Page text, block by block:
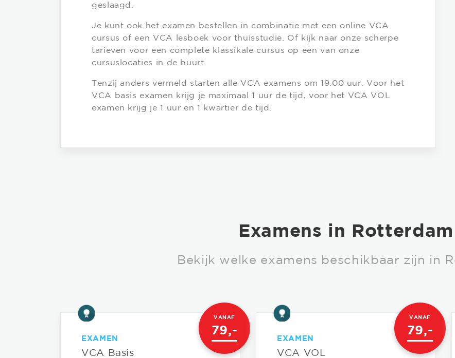
geslaagd.
Je kunt ook het examen bestellen in combinatie met een online VCA
cursus of een VCA lesboek voor thuisstudie. Of kijk naar onze scherpe
tarieven voor een complete klassikale cursus op een van onze
cursuslocaties in de buurt.
Tenzij anders vermeld starten alle VCA examens om 19.00 uur. Voor het
VCA basis examen krijg je maximaal 1 uur de tijd, voor het VCA VOL
examen krijg je 1 uur en 1 kwartier de tijd.
Examens in Rotterdam
Bekijk welke examens beschikbaar zijn in
EXAMEN
VCA Basis
VANAF
79,-
EXAMEN
VCA VOL
VANAF
79,-